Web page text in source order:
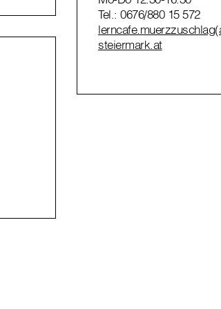
Tel.: 0676/880 15 572
steiermark.at